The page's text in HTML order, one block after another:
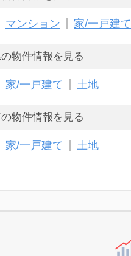
マンション 家/一戸建て
物件情報を見る
家/一戸建て 土地
物件情報を見る
家/一戸建て 土地